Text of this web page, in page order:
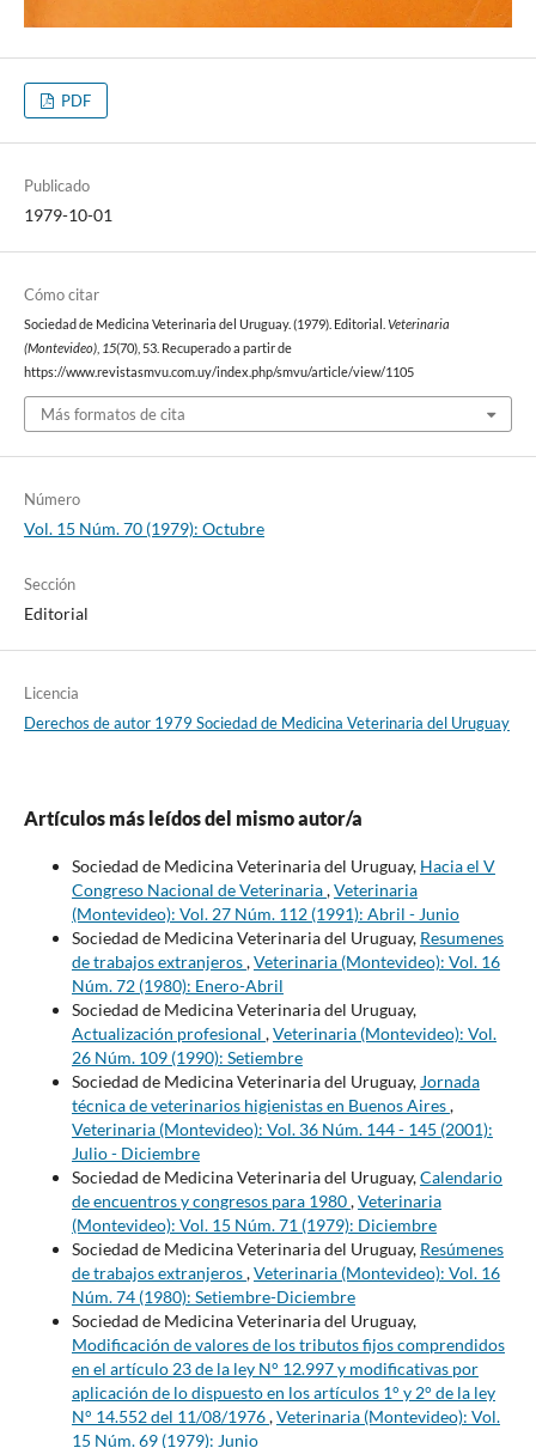
PDF
Publicado
1979-10-01
Cómo citar
Sociedad de Medicina Veterinaria del Uruguay. (1979). Editorial. Veterinaria
(Montevideo), 15(70), 53. Recuperado a partir de
https://www.revistasmvu.com.uy/index.php/smvu/article/view/1105
Más formatos de cita
Número
Vol. 15 Núm. 70 (1979): Octubre
Sección
Editorial
Licencia
Derechos de autor 1979 Sociedad de Medicina Veterinaria del Uruguay
Artículos más leídos del mismo autor/a
Sociedad de Medicina Veterinaria del Uruguay, Hacia el V
Congreso Nacional de Veterinaria,Veterinaria
(Montevideo): Vol. 27 Núm. 112 (1991): Abril - Junio
Sociedad de Medicina Veterinaria del Uruguay, Resumenes
de trabajos extranjeros,Veterinaria (Montevideo): Vol. 16
Núm. 72 (1980): Enero-Abril
Sociedad de Medicina Veterinaria del Uruguay,
Actualización profesional ,Veterinaria (Montevideo): Vol.
26 Núm. 109 (1990): Setiembre
Sociedad de Medicina Veterinaria del Uruguay, Jornada
técnica de veterinarios higienistas en Buenos Aires,
Veterinaria (Montevideo): Vol. 36 Núm. 144 - 145 (2001):
Julio - Diciembre
Sociedad de Medicina Veterinaria del Uruguay,Calendario
de encuentros y congresos para 1980,Veterinaria
(Montevideo): Vol. 15 Núm. 71 (1979): Diciembre
Sociedad de Medicina Veterinaria del Uruguay, Resúmenes
de trabajos extranjeros,Veterinaria (Montevideo): Vol. 16
Núm. 74 (1980): Setiembre-Diciembre
Sociedad de Medicina Veterinaria del Uruguay,
Modificación de valores de los tributos fijos comprendidos
en el artículo 23 de la ley N° 12.997 y modificativas por
aplicación de lo dispuesto en los artículos 1° y 2° de la ley
N° 14.552 del 11/08/1976,Veterinaria (Montevideo): Vol.
15 Núm. 69 (1979): Junio